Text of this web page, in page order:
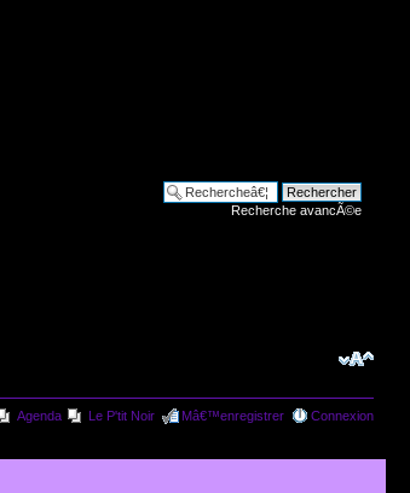
Recherche avancÃ©e
Agenda Le P'tit Noir Mâ€™enregistrer Connexion